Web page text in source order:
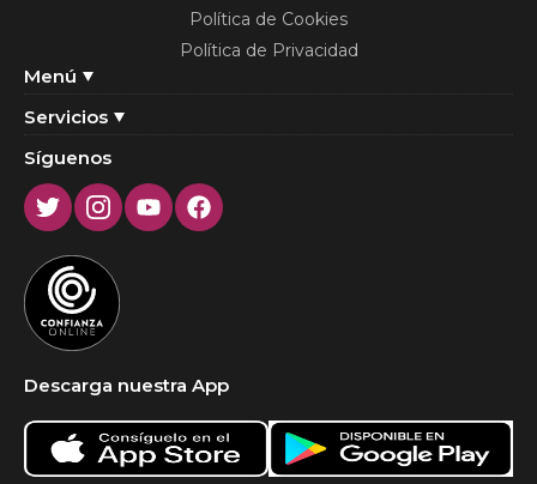
Menú
Servicios
Política de Cookies
Política de Privacidad
Síguenos
TwitterInstagram
YoutubeFacebook
Descarga nuestra App